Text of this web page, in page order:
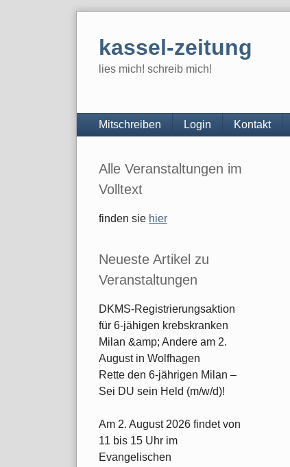
kassel-zeitung
lies mich! schreib mich!
Navigation
Mitschreiben Login Kontakt
Seitenleiste
Alle Veranstaltungen im
Volltext
finden sie hier
Neueste Artikel zu
Veranstaltungen
DKMS-Registrierungsaktion
für 6-jähigen krebskranken
Milan &amp; Andere am 2.
August in Wolfhagen
Rette den 6-jährigen Milan –
Sei DU sein Held (m/w/d)!
Am 2. August 2026 findet von
11 bis 15 Uhr im
Evangelischen